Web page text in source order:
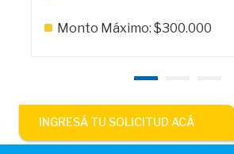
Monto Máximo: $300.000
INGRESÁ TU SOLICITUD ACÁ